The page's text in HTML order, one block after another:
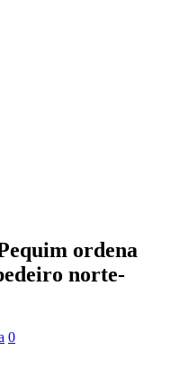
ordena
norte-
0